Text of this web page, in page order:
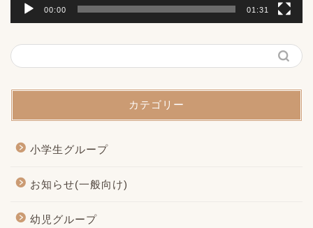
00:00 01:31
カテゴリー
小学生グループ
お知らせ(一般向け)
幼児グループ